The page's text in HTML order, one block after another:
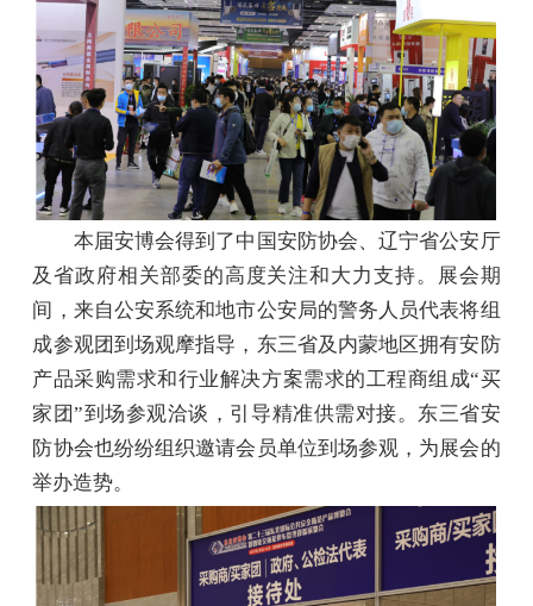
本届安博会得到了中国安防协会、辽宁省公安厅
及省政府相关部委的高度关注和大力支持。展会期
间，来自公安系统和地市公安局的警务人员代表将组
成参观团到场观摩指导，东三省及内蒙地区拥有安防
产品采购需求和行业解决方案需求的工程商组成“买
家团”到场参观洽谈，引导精准供需对接。东三省安
防协会也纷纷组织邀请会员单位到场参观，为展会的
举办造势。